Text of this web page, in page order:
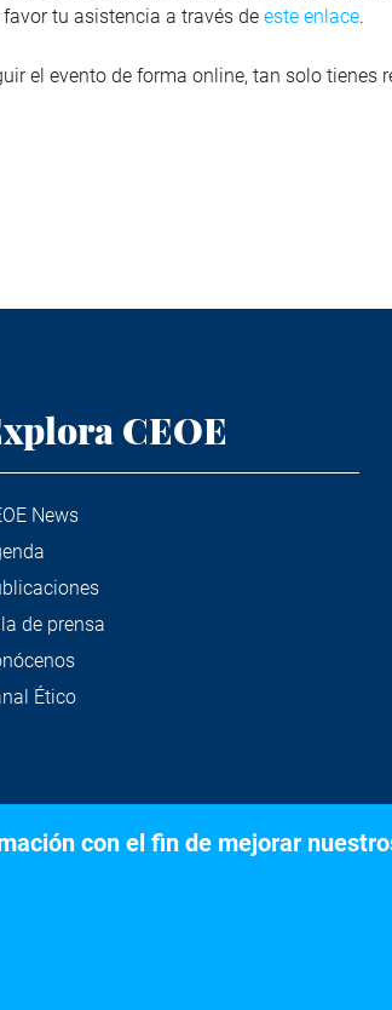
tu asistencia a través de este enlace.
el evento de forma online, tan solo tienes
CEOE
News
de prensa
Ético
con el fin de mejorar